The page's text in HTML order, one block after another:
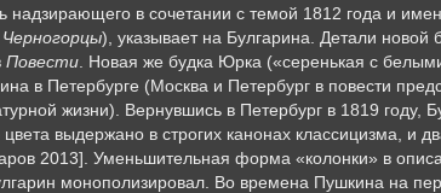
надзирающего в сочетании с темой 1812 года и
Черногорцы), указывает на Булгарина. Детали новой
Повести . Новая же будка Юрка («серенькая с
в Петербурге (Москва и Петербург в повести
жизни). Вернувшись в Петербург в 1819 году,
выдержано в строгих канонах классицизма,
2013]. Уменьшительная форма «колонки» в
монополизировал. Во времена Пушкина на